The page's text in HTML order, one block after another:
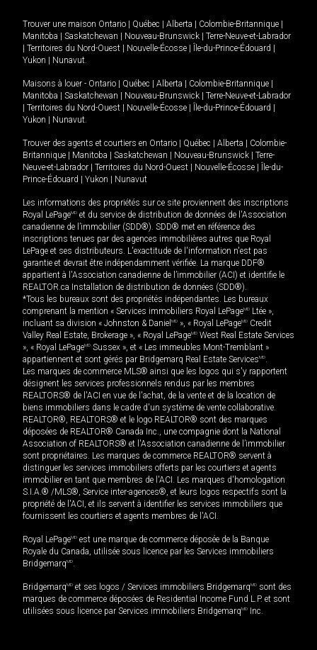
Trouver une maison Ontario | Québec | Alberta | Colombie-Britannique |
Manitoba | Saskatchewan | Nouveau-Brunswick | Terre-Neuve-et-Labrador
| Territoires du Nord-Ouest | Nouvelle-Écosse | Île-du-Prince-Édouard |
Yukon | Nunavut
Maisons à louer - Ontario | Québec | Alberta | Colombie-Britannique |
Manitoba | Saskatchewan | Nouveau-Brunswick | Terre-Neuve-et-Labrador
| Territoires du Nord-Ouest | Nouvelle-Écosse | Île-du-Prince-Édouard |
Yukon | Nunavut
Trouver des agents et courtiers en Ontario | Québec | Alberta | Colombie-
Britannique | Manitoba | Saskatchewan | Nouveau-Brunswick | Terre-
Neuve-et-Labrador | Territoires du Nord-Ouest | Nouvelle-Écosse | Île-du-
Prince-Édouard | Yukon | Nunavut
Les informations des propriétés sur ce site proviennent des inscriptions
Royal LePageMD et du service de distribution de données de l'Association
canadienne de l’immobilier (SDD®). SDD® met en référence des
inscriptions tenues par des agences immobilières autres que Royal
LePage et ses distributeurs. L'exactitude de l'information n'est pas
garantie et devrait être indépendamment vérifiée. La marque DDF®
appartient à l'Association canadienne de l’immobilier (ACI) et identifie le
REALTOR.ca Installation de distribution de données (SDD®).
*Tous les bureaux sont des propriétés indépendantes. Les bureaux
comprenant la mention « Services immobiliers Royal LePageMD Ltée »,
incluant sa division « Johnston & Daniel MD », « Royal LePageMD Credit
Valley Real Estate, Brokerage », « Royal LePageMD West Real Estate Services
», « Royal LePageMD Sussex », et « Les immeubles Mont-Tremblant »
appartiennent et sont gérés par Bridgemarq Real Estate ServicesMD
Les marques de commerce MLS® ainsi que les logos qui s'y rapportent
désignent les services professionnels rendus par les membres
REALTORS® de l'ACI en vue de l'achat, de la vente et de la location de
biens immobiliers dans le cadre d'un système de vente collaborative.
REALTOR®, REALTORS® et le logo REALTOR® sont des marques
déposées de REALTOR® Canada Inc., une compagnie dont la National
Association of REALTORS® et l'Association canadienne de l’immobilier
sont propriétaires. Les marques de commerce REALTOR® servent à
distinguer les services immobiliers offerts par les courtiers et agents
immobilier en tant que membres de l'ACI. Les marques d'homologation
S.I.A.® /MLS®, Service inter-agences®, et leurs logos respectifs sont la
propriété de l'ACI, et ils servent à identifier les services immobiliers que
fournissent les courtiers et agents membres de l'ACI.
Royal LePageMD est une marque de commerce déposée de la Banque
Royale du Canada, utilisée sous licence par les Services immobiliers
BridgemarqMD
BridgemarqMD et ses logos / Services immobiliers BridgemarqMD sont des
marques de commerce déposées de Residential Income Fund L.P. et sont
utilisées sous licence par Services immobiliers BridgemarqMD Inc.